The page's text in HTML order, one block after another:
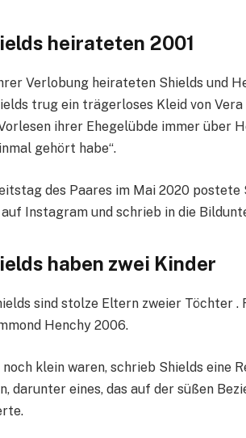
heirateten 2001
Verlobung heirateten Shields und
trug ein trägerloses Kleid von
ihrer Ehegelübde immer über
gehört habe“.
des Paares im Mai 2020 postete
Instagram und schrieb in die
haben zwei Kinder
sind stolze Eltern zweier Töchter
Henchy 2006.
klein waren, schrieb Shields eine
darunter eines, das auf der süßen